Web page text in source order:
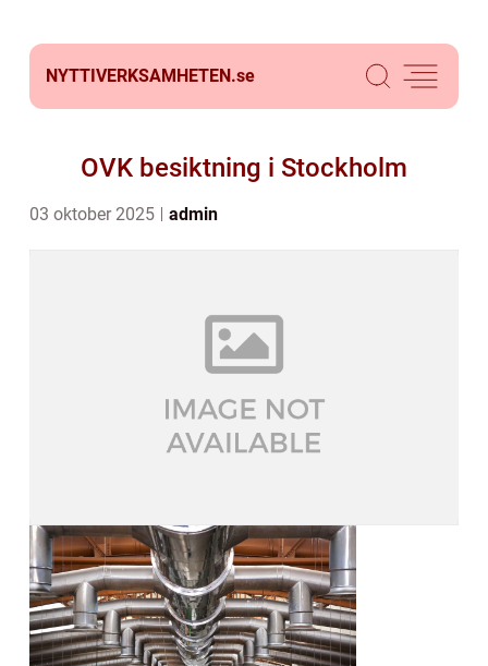
NYTTIVERKSAMHETEN.se
OVK besiktning i Stockholm
03 oktober 2025 admin